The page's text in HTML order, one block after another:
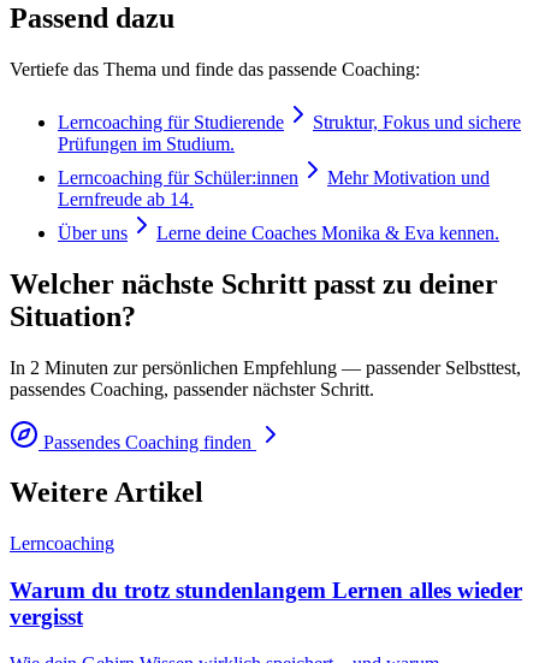
Passend dazu
Vertiefe das Thema und finde das passende Coaching:
Lerncoaching für Studierende
Struktur, Fokus und sichere
Prüfungen im Studium.
Lerncoaching für Schüler:innen
Mehr Motivation und
Lernfreude ab 14.
Über uns
Lerne deine Coaches Monika & Eva kennen.
Welcher nächste Schritt passt zu deiner
Situation?
In 2 Minuten zur persönlichen Empfehlung — passender Selbsttest,
passendes Coaching, passender nächster Schritt.
Passendes Coaching finden
Weitere Artikel
Lerncoaching
Warum du trotz stundenlangem Lernen alles wieder
vergisst